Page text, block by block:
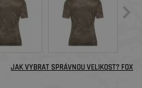
JAK VYBRAT SPRÁVNOU VELIKOST? FOX